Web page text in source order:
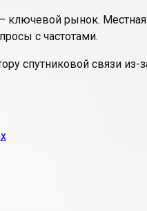
рынок.
с частотами.
спутниковой связи